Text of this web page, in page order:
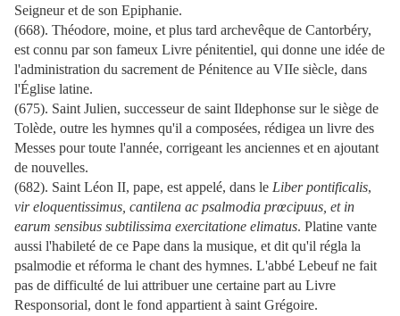
Seigneur et de son Epiphanie.
(668). Théodore, moine, et plus tard archevêque de Cantorbéry,
est connu par son fameux Livre pénitentiel, qui donne une idée de
l'administration du sacrement de Pénitence au VIIe siècle, dans
l'Église latine.
(675). Saint Julien, successeur de saint Ildephonse sur le siège de
Tolède, outre les hymnes qu'il a composées, rédigea un livre des
Messes pour toute l'année, corrigeant les anciennes et en ajoutant
de nouvelles.
(682). Saint Léon II, pape, est appelé, dans le Liber pontificalis,
vir eloquentissimus, cantilena ac psalmodia prœcipuus, et in
earum sensibus subtilissima exercitatione elimatus. Platine vante
aussi l'habileté de ce Pape dans la musique, et dit qu'il régla la
psalmodie et réforma le chant des hymnes. L'abbé Lebeuf ne fait
pas de difficulté de lui attribuer une certaine part au Livre
Responsorial, dont le fond appartient à saint Grégoire.